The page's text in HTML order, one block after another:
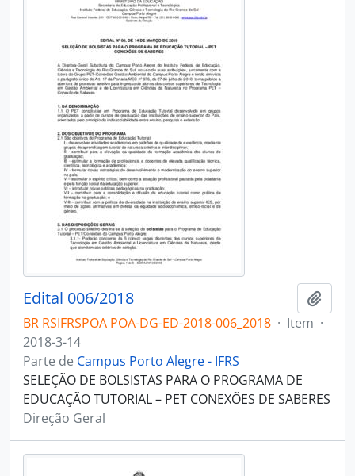
Edital 006/2018
BR RSIFRSPOA POA-DG-ED-2018-006_2018 · Item ·
2018-3-14
Parte de Campus Porto Alegre - IFRS
SELEÇÃO DE BOLSISTAS PARA O PROGRAMA DE
EDUCAÇÃO TUTORIAL – PET CONEXÕES DE SABERES
Direção Geral